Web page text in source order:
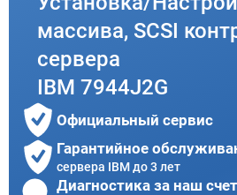
массива, SCSI
сервера
IBM 7944J2G
Официальный сервис
Гарантийное
сервера IBM до 3 лет
Диагностика за наш